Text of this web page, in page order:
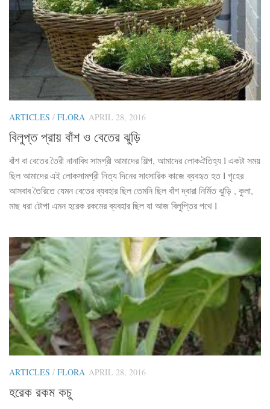
ARTICLES / FLORA APRIL 28, 2016
বিলুপ্ত প্রায় বাঁশ ও বেতের ঝুড়ি
বাঁশ বা বেতের তৈরী নানাবিধ সামগ্রী আমাদের শিল্প, আমাদের লোকঐতিহ্য l একটা সময়
ছিল আমাদের এই লোকসামগ্রী নিত্য দিনের সাংসারিক কাজে ব্যবহৃত হত l গৃহের
আসবাব তৈরিতে যেমন বেতের ব্যবহার ছিল তেমনি ছিল বাঁশ দ্বারা নির্মিত ঝুড়ি , কুলা,
মাছ ধরা টোপা এমন হরেক রকমের ব্যবহার ছিল যা আজ বিলুপ্তির পথে l
ARTICLES / FLORA APRIL 28, 2016
হরেক রকম কচু